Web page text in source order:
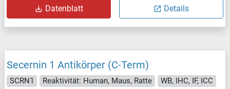
Datenblatt Details
Secernin 1 Antikörper (C-Term)
SCRN1 Reaktivität: Human, Maus, Ratte
WB, IHC, IF, ICC